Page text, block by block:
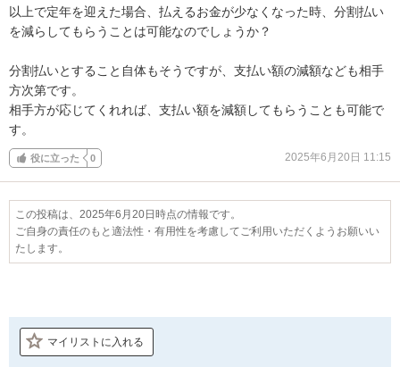
以上で定年を迎えた場合、払えるお金が少なくなった時、分割払い
を減らしてもらうことは可能なのでしょうか？
分割払いとすること自体もそうですが、支払い額の減額なども相手
方次第です。
相手方が応じてくれれば、支払い額を減額してもらうことも可能で
す。
役に立った 0 2025年6月20日 11:15
この投稿は、2025年6月20日時点の情報です。
ご自身の責任のもと適法性・有用性を考慮してご利用いただくようお願いい
たします。
マイリストに入れる